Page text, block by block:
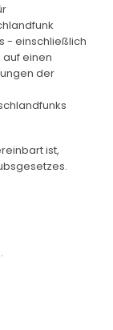
- einschließlich
einen
der
ist,